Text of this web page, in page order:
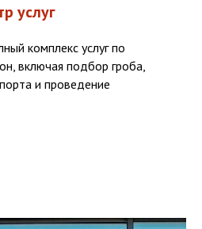
услуг
комплекс услуг по
включая подбор гроба,
и проведение